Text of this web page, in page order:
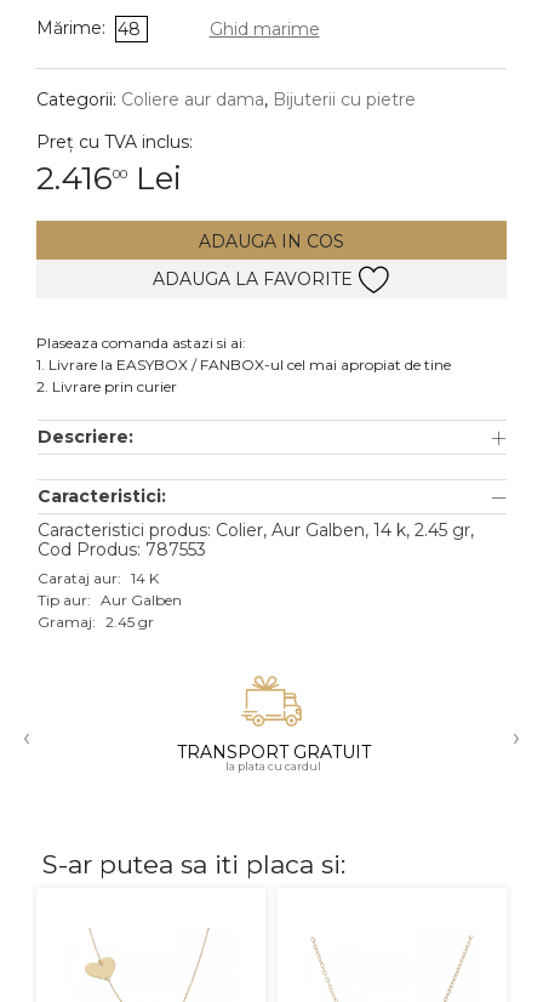
Pandantive
DIAMANTE Vezi toate
Cercei
Accesorii
Aur alb
Aur roz
Aur mixt
18K
Cu pietre
Diamante
Mărime: 48 Ghid marime
Categorii: Coliere aur dama, Bijuterii cu pietre
Preț cu TVA inclus:
2.41600 Lei
ADAUGA IN COS
ADAUGA LA FAVORITE
Plaseaza comanda astazi si ai:
1. Livrare la EASYBOX / FANBOX-ul cel mai apropiat de tine
2. Livrare prin curier
Descriere:
Caracteristici:
Caracteristici produs: Colier, Aur Galben, 14 k, 2.45 gr,
Cod Produs: 787553
Carataj aur: 14 K
Tip aur: Aur Galben
Gramaj: 2.45 gr
‹ TRANSPORT GRATUIT
la plata cu cardul
›
S-ar putea sa iti placa si: